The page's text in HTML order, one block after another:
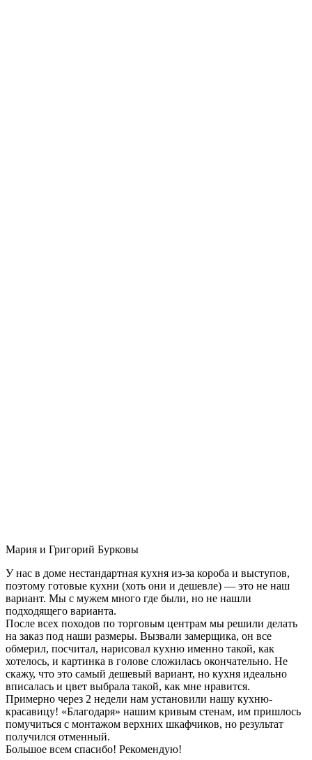
Мария и Григорий Бурковы
У нас в доме нестандартная кухня из-за короба и выступов,
поэтому готовые кухни (хоть они и дешевле) — это не наш
вариант. Мы с мужем много где были, но не нашли
подходящего варианта.
После всех походов по торговым центрам мы решили делать
на заказ под наши размеры. Вызвали замерщика, он все
обмерил, посчитал, нарисовал кухню именно такой, как
хотелось, и картинка в голове сложилась окончательно. Не
скажу, что это самый дешевый вариант, но кухня идеально
вписалась и цвет выбрала такой, как мне нравится.
Примерно через 2 недели нам установили нашу кухню-
красавицу! «Благодаря» нашим кривым стенам, им пришлось
помучиться с монтажом верхних шкафчиков, но результат
получился отменный.
Большое всем спасибо! Рекомендую!